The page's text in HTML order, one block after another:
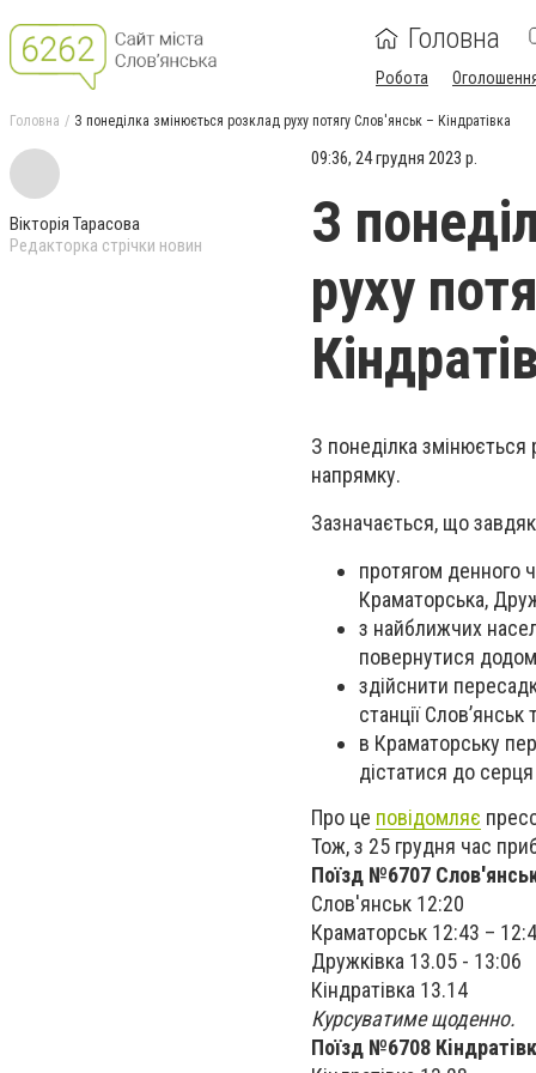
Головна
Робота
Головна З понеділка змінюється розклад руху потягу Слов'янськ – Кiндратiвка
Вікторія Тарасова
Редакторка стрічки новин
09:36, 24 грудня 2023 р.
З
руху
З понеділка
напрямку.
Зазначається, що
протягом денного
Краматорська,
з найближчих
повернутися
здійснити
станції
в Краматорську
дістатися до
Про це повідомляє
Тож, з 25 грудня час
Поїзд №6707
Слов'янськ 12:20
Краматорськ 12:43 –
Дружкiвка 13.05 - 13:06
Кiндратiвка 13.14
Курсуватиме щоденно.
Поїзд №6708